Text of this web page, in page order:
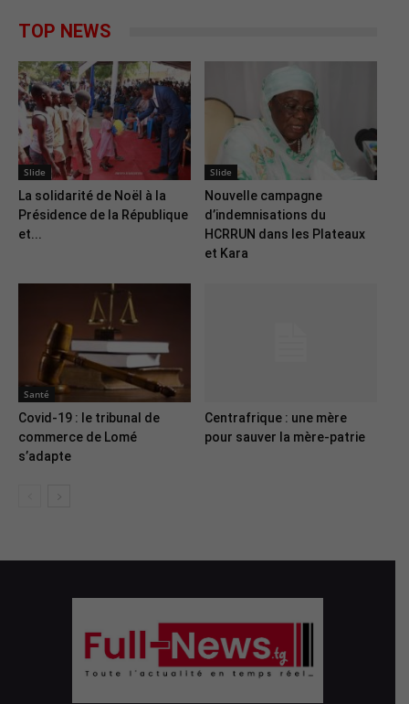
TOP NEWS
Slide
La solidarité de Noël à la
Présidence de la République
et...
Slide
Nouvelle campagne
d’indemnisations du
HCRRUN dans les Plateaux
et Kara
Santé
Covid-19 : le tribunal de
commerce de Lomé
s’adapte
Centrafrique : une mère
pour sauver la mère-patrie